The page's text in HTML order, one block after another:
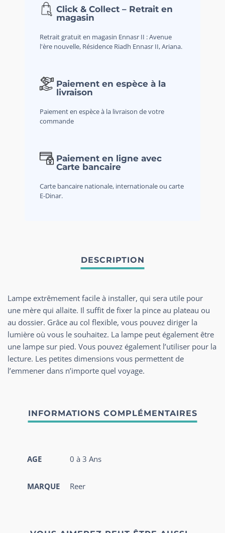
Click & Collect – Retrait en
magasin
Retrait gratuit en magasin Ennasr II : Avenue
l'ère nouvelle, Résidence Riadh Ennasr II, Ariana.
Paiement en espèce à la
livraison
Paiement en espèce à la livraison de votre
commande
Paiement en ligne avec
Carte bancaire
Carte bancaire nationale, internationale ou carte
E-Dinar.
Lampe extrêmement facile à installer, qui sera utile pour
une mère qui allaite. Il suffit de fixer la pince au plateau ou
au dossier. Grâce au col flexible, vous pouvez diriger la
lumière où vous le souhaitez. La lampe peut également être
une lampe sur pied. Vous pouvez également l’utiliser pour la
lecture. Les petites dimensions vous permettent de
l’emmener dans n’importe quel voyage.
AGE 0 à 3 Ans
MARQUE Reer